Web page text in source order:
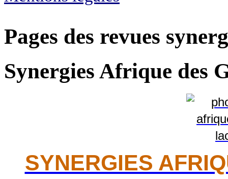
Pages des revues
Synergies Afrique des
SYNERGIES